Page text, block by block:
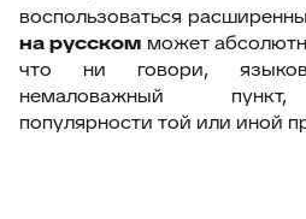
воспользоваться
на русском может
что ни говори,
немаловажный
популярности той или иной